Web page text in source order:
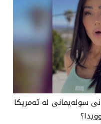
سولەیمانی لە ئەمریكا